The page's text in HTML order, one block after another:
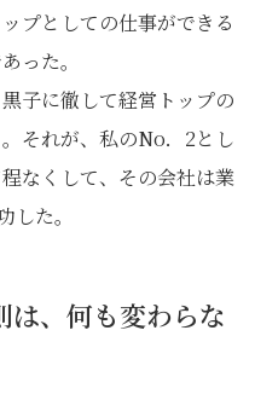
プとしての仕事ができる
った。
子に徹して経営トップの
それが、私のNo．2とし
なくして、その会社は業
た。
は、何も変わらな